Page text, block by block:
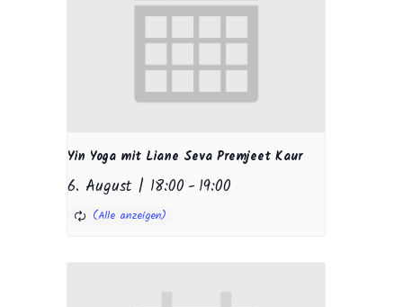
Yin Yoga mit Liane Seva Premjeet Kaur
6. August | 18:00 -19:00